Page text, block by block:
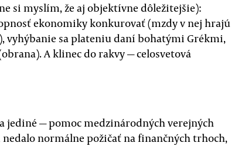
si myslím, že aj objektívne dôležitejšie):
ekonomiky konkurovať (mzdy v nej hrajú
), vyhýbanie sa plateniu daní bohatými Grékmi,
A klinec do rakvy — celosvetová
jediné — pomoc medzinárodných verejných
normálne požičať na finančných trhoch,